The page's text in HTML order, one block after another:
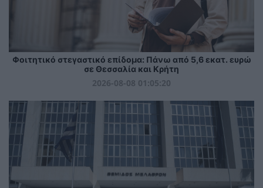
Φοιτητικό στεγαστικό επίδομα: Πάνω από 5,6 εκατ. ευρώ
σε Θεσσαλία και Κρήτη
2026-08-08 01:05:20